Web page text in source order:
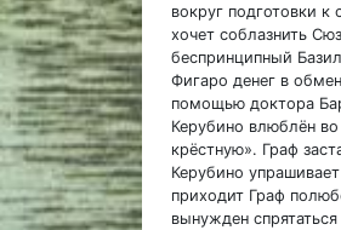
вокруг подготовки к
хочет соблазнить
беспринципный
Фигаро денег в
помощью доктора
Керубино влюблён
крёстную». Граф
Керубино
приходит Граф
вынужден